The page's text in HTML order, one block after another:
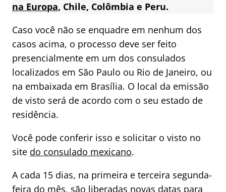
na Europa, Chile, Colômbia e Peru.
Caso você não se enquadre em nenhum dos
casos acima, o processo deve ser feito
presencialmente em um dos consulados
localizados em São Paulo ou Rio de Janeiro, ou
na embaixada em Brasília. O local da emissão
de visto será de acordo com o seu estado de
residência.
Você pode conferir isso e solicitar o visto no
site do consulado mexicano.
A cada 15 dias, na primeira e terceira segunda-
feira do mês, são liberadas novas datas para